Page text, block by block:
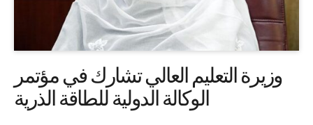
وزيرة التعليم العالي تشارك في مؤتمر
الوكالة الدولية للطاقة الذرية